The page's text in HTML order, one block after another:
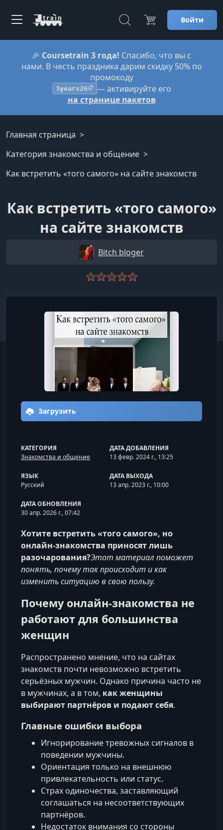
Войти
🎉 Coursetrain 3 года! Спасибо, что вы с
нами. В честь праздника дарим скидку 50% по
промокоду
3years26📋 — активируйте его
на странице пакетов
Главная страница
Категория знакомства и общение
Как встретить «того самого» на сайте знакомств
Как встретить «того самого»
на сайте знакомств
Bitch bloger
Загрузить
КАТЕГОРИЯ
Знакомства и общение
ДАТА ДОБАВЛЕНИЯ
13 февр. 2024 г., 13:25
ЯЗЫК
Русский
ДАТА ВЫХОДА
13 апр. 2023 г., 10:00
ДАТА ОБНОВЛЕНИЯ
30 апр. 2026 г., 07:42
Хотите встретить «того самого», но
онлайн‑знакомства приносят лишь
разочарования?Этот материал поможет
понять, почему так происходит и как
изменить ситуацию в свою пользу.
Почему онлайн-знакомства не
работают для большинства
женщин
Распространено мнение, что на сайтах
знакомств почти невозможно встретить
серьёзных мужчин. Однако причина часто не
в мужчинах, а в том, как женщины
выбирают партнёров и подают себя.
Главные ошибки выбора
Игнорирование тревожных сигналов в
поведении мужчины.
Ориентация только на внешнюю
привлекательность или статус.
Страх одиночества, заставляющий
соглашаться на несоответствующих
партнёров.
Недостаток внимания со стороны